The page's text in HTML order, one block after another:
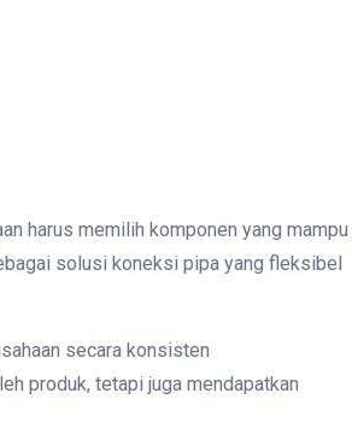
harus memilih komponen yang mampu
solusi koneksi pipa yang fleksibel
secara konsisten
produk, tetapi juga mendapatkan